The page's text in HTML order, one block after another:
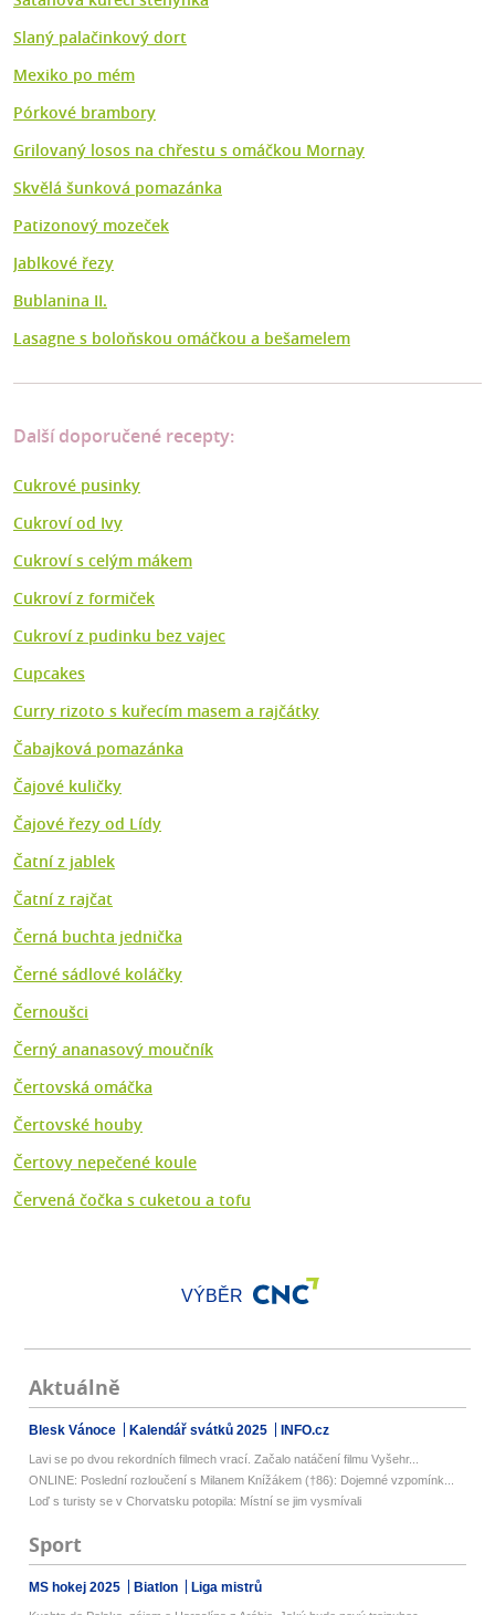
Slaný palačinkový dort
Mexiko po mém
Pórkové brambory
Grilovaný losos na chřestu s omáčkou Mornay
Skvělá šunková pomazánka
Patizonový mozeček
Jablkové řezy
Bublanina II.
Lasagne s boloňskou omáčkou a bešamelem
Další doporučené recepty:
Cukrové pusinky
Cukroví od Ivy
Cukroví s celým mákem
Cukroví z formiček
Cukroví z pudinku bez vajec
Cupcakes
Curry rizoto s kuřecím masem a rajčátky
Čabajková pomazánka
Čajové kuličky
Čajové řezy od Lídy
Čatní z jablek
Čatní z rajčat
Černá buchta jednička
Černé sádlové koláčky
Černoušci
Černý ananasový moučník
Čertovská omáčka
Čertovské houby
Čertovy nepečené koule
Červená čočka s cuketou a tofu
VÝBĚR
Aktuálně
Blesk Vánoce Kalendář svátků 2025 INFO.cz
Lavi se po dvou rekordních filmech vrací. Začalo natáčení filmu Vyšehr...
ONLINE: Poslední rozloučení s Milanem Knížákem (†86): Dojemné vzpomínk...
Loď s turisty se v Chorvatsku potopila: Místní se jim vysmívali
Sport
MS hokej 2025 Biatlon Liga mistrů